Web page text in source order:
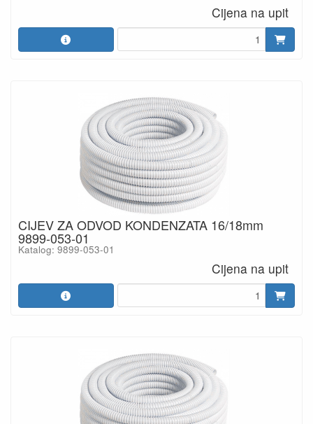
Cijena na upit
CIJEV ZA ODVOD KONDENZATA 16/18mm
9899-053-01
Katalog: 9899-053-01
Cijena na upit